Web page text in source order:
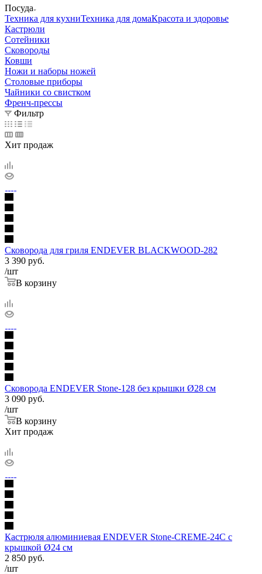
Посуда
Техника для кухниТехника для домаКрасота и здоровье
Кастрюли
Сотейники
Сковороды
Ковши
Ножи и наборы ножей
Столовые приборы
Чайники со свистком
Френч-прессы
Фильтр
Хит продаж
Сковорода для гриля ENDEVER BLACKWOOD-282
3 390 руб.
/шт
В корзину
Сковорода ENDEVER Stone-128 без крышки Ø28 см
3 090 руб.
/шт
В корзину
Хит продаж
Кастрюля алюминиевая ENDEVER Stone-CREME-24C с
крышкой Ø24 см
2 850 руб.
/шт